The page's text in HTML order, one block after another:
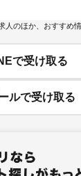
人のほか、おすすめ
で受け取る
ルで受け取る